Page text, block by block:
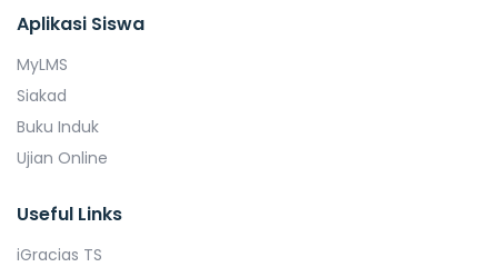
Aplikasi Siswa
MyLMS
Siakad
Buku Induk
Ujian Online
Useful Links
iGracias TS